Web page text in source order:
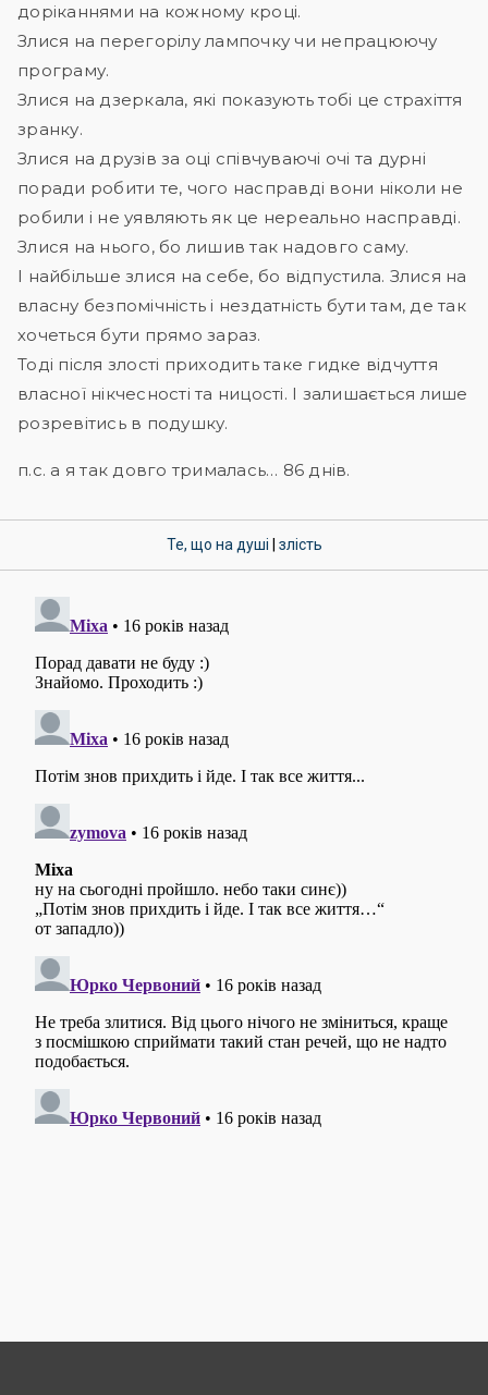
доріканнями на кожному кроці.
Злися на перегорілу лампочку чи непрацюючу
програму.
Злися на дзеркала, які показують тобі це страхіття
зранку.
Злися на друзів за оці співчуваючі очі та дурні
поради робити те, чого насправді вони ніколи не
робили і не уявляють як це нереально насправді.
Злися на нього, бо лишив так надовго саму.
І найбільше злися на себе, бо відпустила. Злися на
власну безпомічність і нездатність бути там, де так
хочеться бути прямо зараз.
Тоді після злості приходить таке гидке відчуття
власної нікчесності та ницості. І залишається лише
розревітись в подушку.
п.с. а я так довго трималась… 86 днів.
Те, що на душі злість